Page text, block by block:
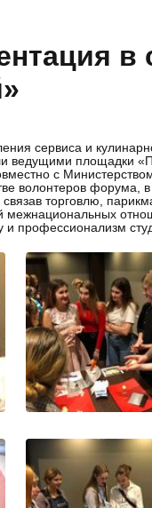
в
сервиса и
ведущими площадки
с
волонтеров форума,
торговлю,
межнациональных
и профессионализм